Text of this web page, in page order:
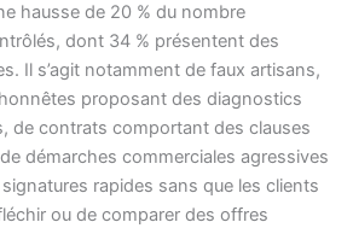
hausse de 20 % du nombre
dont 34 % présentent des
Il s’agit notamment de faux artisans,
proposant des diagnostics
de contrats comportant des clauses
démarches commerciales agressives
rapides sans que les clients
ou de comparer des offres